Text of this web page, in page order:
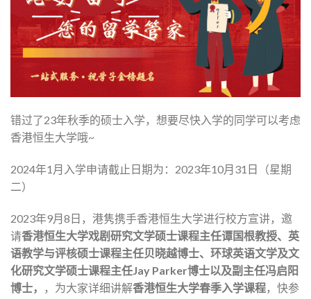
错过了23年秋季的硕士入学，想要尽快入学的同学可以考虑
香港恒生大学哦~
2024年1月入学申请截止日期为：2023年10月31日（星期
二）
2023年9月8日，港隽携手香港恒生大学进行校方宣讲，邀
请香港恒生大学戏剧研究文学硕士课程主任谭国根教授、英
语教学与评核硕士课程主任贝晓越博士、环球英语文学及文
化研究文学硕士课程主任Jay Parker博士以及副主任冯启阳
博士，
，为大家详细讲解香港恒生大学春季入学课程，快参